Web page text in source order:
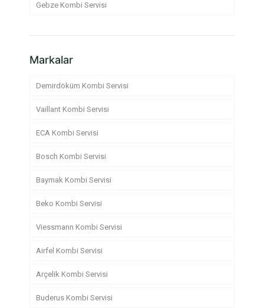
Gebze Kombi Servisi
Markalar
Demirdöküm Kombi Servisi
Vaillant Kombi Servisi
ECA Kombi Servisi
Bosch Kombi Servisi
Baymak Kombi Servisi
Beko Kombi Servisi
Viessmann Kombi Servisi
Airfel Kombi Servisi
Arçelik Kombi Servisi
Buderus Kombi Servisi